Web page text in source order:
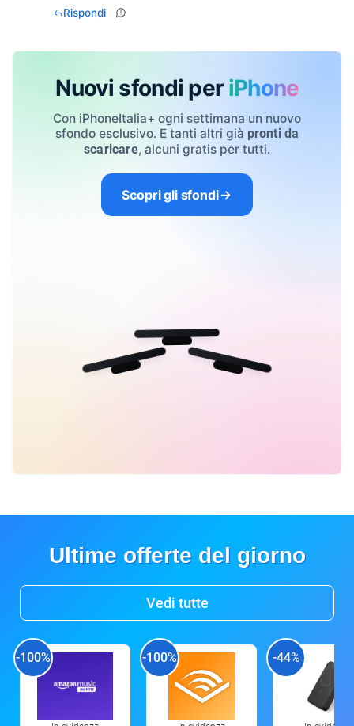
Rispondi
Nuovi sfondi per iPhone
Con iPhoneItalia+ ogni settimana un nuovo
sfondo esclusivo. E tanti altri già pronti da
scaricare, alcuni gratis per tutti.
Scopri gli sfondi
Ultime offerte del giorno
Vedi tutte
-100% -100% -44%